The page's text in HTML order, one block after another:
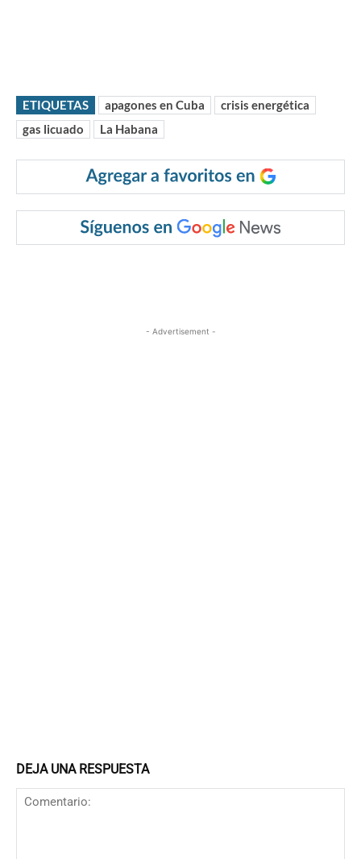
ETIQUETAS apagones en Cuba
crisis energética
gas licuado
La Habana
- Advertisement -
DEJA UNA RESPUESTA